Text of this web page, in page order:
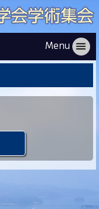
Menu menu